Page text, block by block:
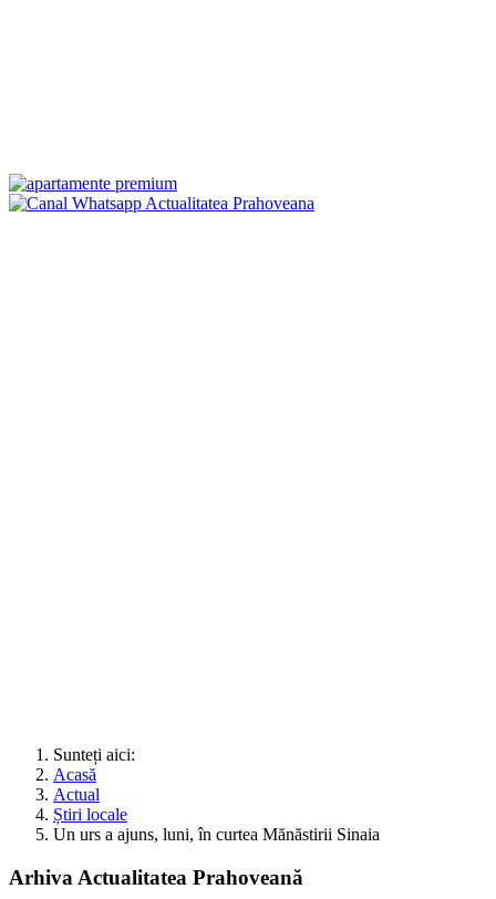
Sunteți aici:
Acasă
Actual
Știri locale
Un urs a ajuns, luni, în curtea Mănăstirii Sinaia
Arhiva Actualitatea Prahoveană